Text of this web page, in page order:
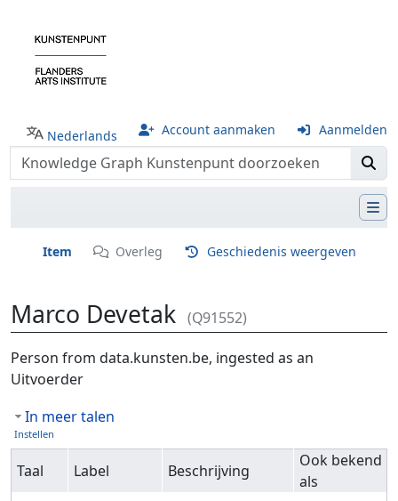
Nederlands Account aanmaken Aanmelden
Item Overleg Geschiedenis weergeven
Marco Devetak (Q91552)
Ga naar:navigatie,zoeken
Person from data.kunsten.be, ingested as an
Uitvoerder
In meer talen
Instellen
Taal Label Beschrijving
Ook bekend
als